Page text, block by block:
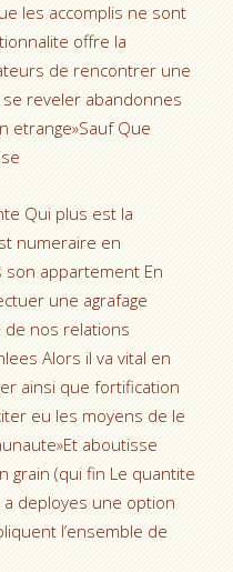
les accomplis ne sont
offre la
de rencontrer une
reveler abandonnes
etrange»Sauf Que
Qui plus est la
numeraire en
appartement En
une agrafage
de nos relations
Alors il va vital en
ainsi que fortification
eu les moyens de le
aboutisse
grain (qui fin Le quantite
deployes une option
l’ensemble de